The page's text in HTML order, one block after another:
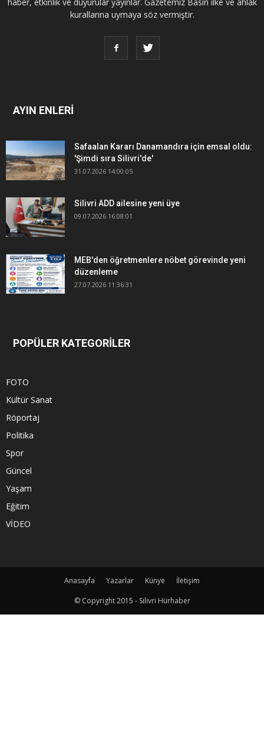
kurallarına uymaya söz vermiştir.
AYIN ENLERİ
Safaalan Kararı Danamandıra için emsal oldu:
'Şimdi sıra Silivri'de'
31.07.2026 14:00:05
Silivri ADD ailesine yeni üye
09.07.2026 16:08:01
MEB'den öğretmenlere nöbet görevinde yeni
düzenleme
27.07.2026 11:36:31
POPÜLER KATEGORİLER
FOTO
Kültür Sanat
Röportaj
Politika
Spor
Güncel
Yaşam
Eğitim
VİDEO
Anasayfa Yazarlar Künye
İletişim
© Copyright 2015 - Silivri Hürhaber